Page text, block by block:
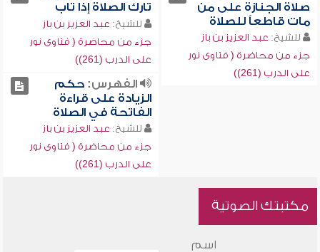
صلاة الجنازة على من
مات قاطعاً للصلاة
للشيخ: عبد العزيز بن باز
جزء من محاضرة ( فتاوى نور
على الدرب (261))
تارك الصلاة إذا تاب
للشيخ: عبد العزيز بن باز
جزء من محاضرة ( فتاوى نور
على الدرب (261))
الفهرس:حكم
الزيادة على قراءة
الفاتحة في الصلاة
للشيخ: عبد العزيز بن باز
جزء من محاضرة ( فتاوى نور
على الدرب (261))
مكتبتك الصوتية
اسم